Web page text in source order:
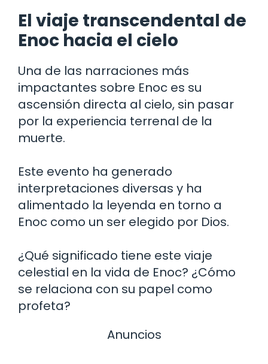
El viaje transcendental de
Enoc hacia el cielo
Una de las narraciones más
impactantes sobre Enoc es su
ascensión directa al cielo, sin pasar
por la experiencia terrenal de la
muerte.
Este evento ha generado
interpretaciones diversas y ha
alimentado la leyenda en torno a
Enoc como un ser elegido por Dios.
¿Qué significado tiene este viaje
celestial en la vida de Enoc? ¿Cómo
se relaciona con su papel como
profeta?
Anuncios